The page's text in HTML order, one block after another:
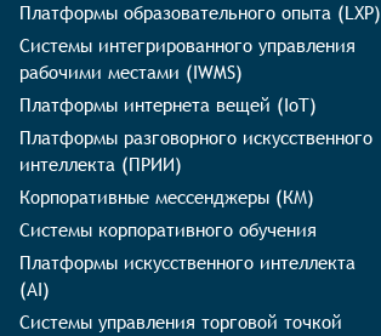
Платформы образовательного опыта (LXP)
Системы интегрированного управления
рабочими местами (IWMS)
Платформы интернета вещей (IoT)
Платформы разговорного искусственного
интеллекта (ПРИИ)
Корпоративные мессенджеры (КМ)
Системы корпоративного обучения
Платформы искусственного интеллекта
(AI)
Системы управления торговой точкой